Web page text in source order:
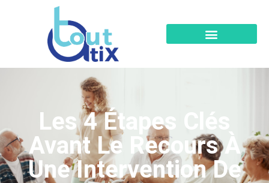
Les 4 Étapes Clés
Avant Le Recours À
Une Intervention De